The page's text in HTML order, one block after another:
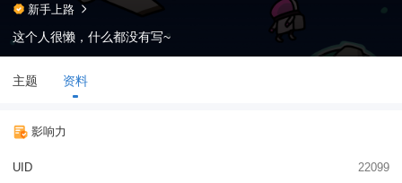
新手上路
这个人很懒，什么都没有写~
主题 资料
影响力
UID 22099